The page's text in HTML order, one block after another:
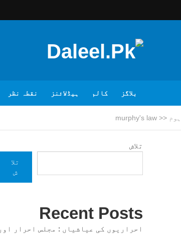
بلاگز کالم ہیڈلائنز نقطہ نظر
ہوم <<
murphy's law
تلاش
تلا
ش
Recent Posts
احراریوں کی عیاشیاں : مجلس احرار اور